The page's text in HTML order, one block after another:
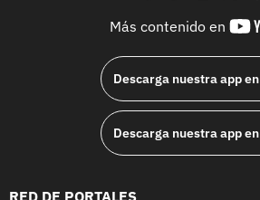
Más contenido en
Descarga nuestra app en
Descarga nuestra app en